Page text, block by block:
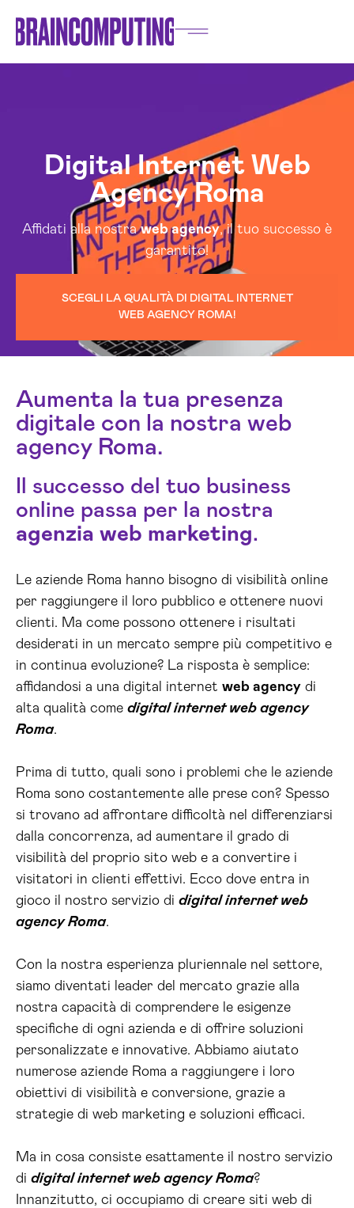
Digital Internet Web
Agency Roma
Affidati alla nostraweb agency, il tuo successo è
garantito!
SCEGLI LA QUALITÀ DI DIGITAL INTERNET
WEB AGENCY ROMA!
Aumenta la tua presenza
digitale con la nostra web
agency Roma.
Il successo del tuo business
online passa per la nostra
agenzia web marketing.
Le aziende Roma hanno bisogno di visibilità online
per raggiungere il loro pubblico e ottenere nuovi
clienti. Ma come possono ottenere i risultati
desiderati in un mercato sempre più competitivo e
in continua evoluzione? La risposta è semplice:
affidandosi a una digital internet web agency di
alta qualità come digital internet web agency
Roma.
Prima di tutto, quali sono i problemi che le aziende
Roma sono costantemente alle prese con? Spesso
si trovano ad affrontare difficoltà nel differenziarsi
dalla concorrenza, ad aumentare il grado di
visibilità del proprio sito web e a convertire i
visitatori in clienti effettivi. Ecco dove entra in
gioco il nostro servizio di digital internet web
agency Roma.
Con la nostra esperienza pluriennale nel settore,
siamo diventati leader del mercato grazie alla
nostra capacità di comprendere le esigenze
specifiche di ogni azienda e di offrire soluzioni
personalizzate e innovative. Abbiamo aiutato
numerose aziende Roma a raggiungere i loro
obiettivi di visibilità e conversione, grazie a
strategie di web marketing e soluzioni efficaci.
Ma in cosa consiste esattamente il nostro servizio
di digital internet web agency Roma?
Innanzitutto, ci occupiamo di creare siti web di